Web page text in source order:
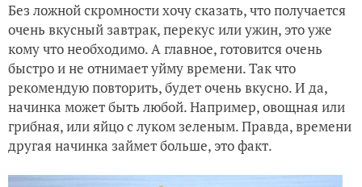
Без ложной скромности хочу сказать, что получается
очень вкусный завтрак, перекус или ужин, это уже
кому что необходимо. А главное, готовится очень
быстро и не отнимает уйму времени. Так что
рекомендую повторить, будет очень вкусно. И да,
начинка может быть любой. Например, овощная или
грибная, или яйцо с луком зеленым. Правда, времени
другая начинка займет больше, это факт.